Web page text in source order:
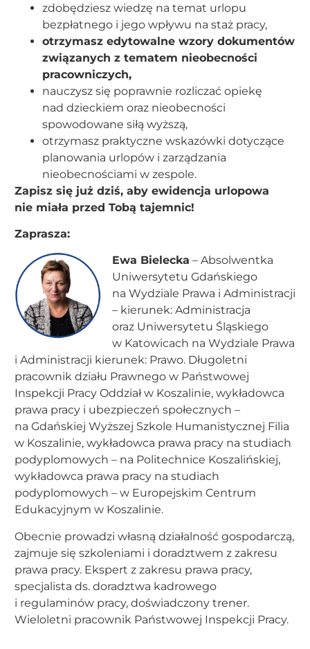
zdobędziesz wiedzę na temat urlopu
bezpłatnego i jego wpływu na staż pracy,
otrzymasz edytowalne wzory dokumentów
związanych z tematem nieobecności
pracowniczych,
nauczysz się poprawnie rozliczać opiekę
nad dzieckiem oraz nieobecności
spowodowane siłą wyższą,
otrzymasz praktyczne wskazówki dotyczące
planowania urlopów i zarządzania
nieobecnościami w zespole.
Zapisz się już dziś, aby ewidencja urlopowa
nie miała przed Tobą tajemnic!
Zaprasza:
Ewa Bielecka – Absolwentka
Uniwersytetu Gdańskiego
na Wydziale Prawa i Administracji
– kierunek: Administracja
oraz Uniwersytetu Śląskiego
w Katowicach na Wydziale Prawa
i Administracji kierunek: Prawo. Długoletni
pracownik działu Prawnego w Państwowej
Inspekcji Pracy Oddział w Koszalinie, wykładowca
prawa pracy i ubezpieczeń społecznych –
na Gdańskiej Wyższej Szkole Humanistycznej Filia
w Koszalinie, wykładowca prawa pracy na studiach
podyplomowych – na Politechnice Koszalińskiej,
wykładowca prawa pracy na studiach
podyplomowych – w Europejskim Centrum
Edukacyjnym w Koszalinie.
Obecnie prowadzi własną działalność gospodarczą,
zajmuje się szkoleniami i doradztwem z zakresu
prawa pracy. Ekspert z zakresu prawa pracy,
specjalista ds. doradztwa kadrowego
i regulaminów pracy, doświadczony trener.
Wieloletni pracownik Państwowej Inspekcji Pracy.